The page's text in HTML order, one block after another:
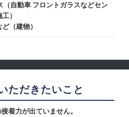
（自動車 フロントガラスなどセン
）
（建物）
ただきたいこと
着力が出ていません。